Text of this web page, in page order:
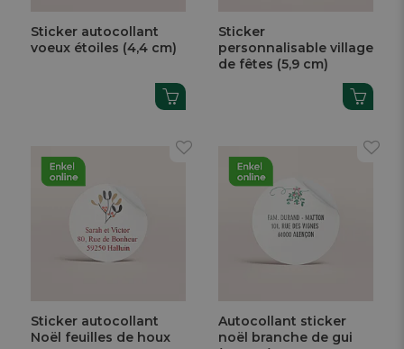
Sticker autocollant
voeux étoiles (4,4 cm)
Sticker
personnalisable village
de fêtes (5,9 cm)
Sticker autocollant
Noël feuilles de houx
Autocollant sticker
noël branche de gui